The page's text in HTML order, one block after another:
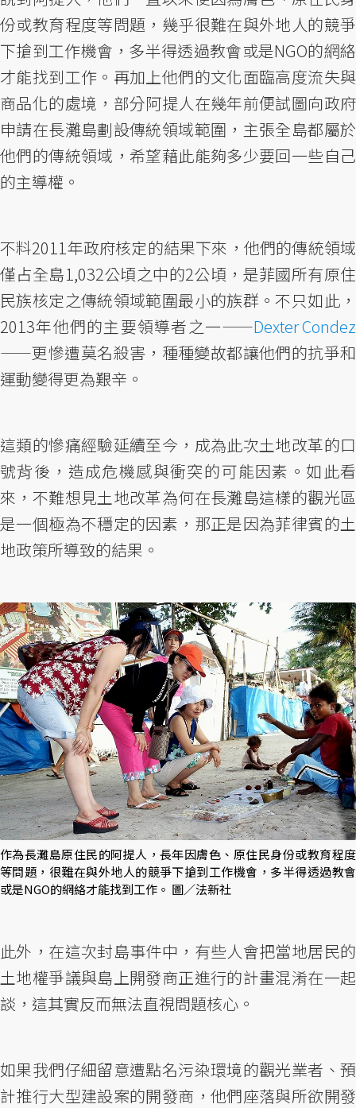
份或教育程度等問題，幾乎很難在與外地人的競爭
下搶到工作機會，多半得透過教會或是NGO的網絡
才能找到工作。再加上他們的文化面臨高度流失與
商品化的處境，部分阿提人在幾年前便試圖向政府
申請在長灘島劃設傳統領域範圍，主張全島都屬於
他們的傳統領域，希望藉此能夠多少要回一些自己
的主導權。
不料2011年政府核定的結果下來，他們的傳統領域
僅占全島1,032公頃之中的2公頃，是菲國所有原住
民族核定之傳統領域範圍最小的族群。不只如此，
2013年他們的主要領導者之一——Dexter Condez
——更慘遭莫名殺害，種種變故都讓他們的抗爭和
運動變得更為艱辛。
這類的慘痛經驗延續至今，成為此次土地改革的口
號背後，造成危機感與衝突的可能因素。如此看
來，不難想見土地改革為何在長灘島這樣的觀光區
是一個極為不穩定的因素，那正是因為菲律賓的土
地政策所導致的結果。
作為長灘島原住民的阿提人，長年因膚色、原住民身份或教育程度
等問題，很難在與外地人的競爭下搶到工作機會，多半得透過教會
或是NGO的網絡才能找到工作。 圖／法新社
此外，在這次封島事件中，有些人會把當地居民的
土地權爭議與島上開發商正進行的計畫混淆在一起
談，這其實反而無法直視問題核心。
如果我們仔細留意遭點名污染環境的觀光業者、預
計推行大型建設案的開發商，他們座落與所欲開發